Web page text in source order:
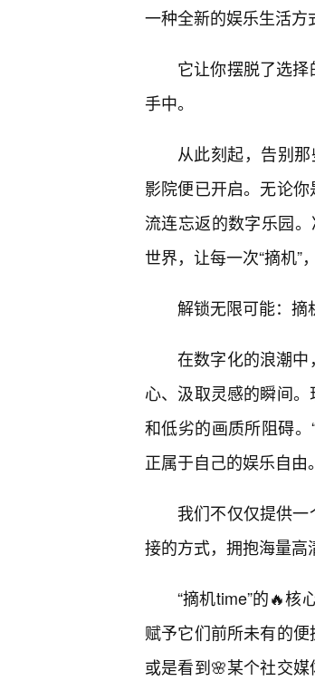
一种全新的娱乐生活方
它让你摆脱了选
手中。
从此刻起，告别
影院便已开启。无论
流连忘返的数字乐园
世界，让每一次“摘机”
解锁无限可能：摘
在数字化的浪潮
心、汲取灵感的瞬间
和低劣的画质所阻碍
正属于自己的娱乐自由。
我们不仅仅提供
接的方式，拥抱海量高
“摘机time”的🔥核
赋予它们前所未有的
或是看到🌸某个社交